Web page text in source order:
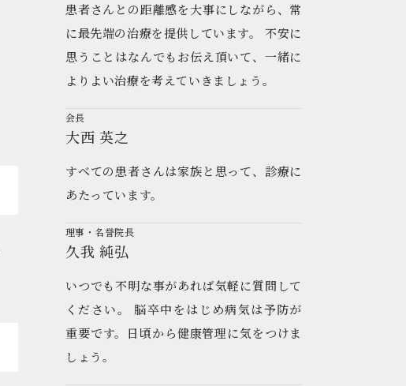
患者さんとの距離感を大事にしながら、常
に最先端の治療を提供しています。 不安に
思うことはなんでもお伝え頂いて、一緒に
よりよい治療を考えていきましょう。
会長
大西 英之
すべての患者さんは家族と思って、診療に
あたっています。
理事・名誉院長
久我 純弘
いつでも不明な事があれば気軽に質問して
ください。 脳卒中をはじめ病気は予防が
重要です。日頃から健康管理に気をつけま
しょう。